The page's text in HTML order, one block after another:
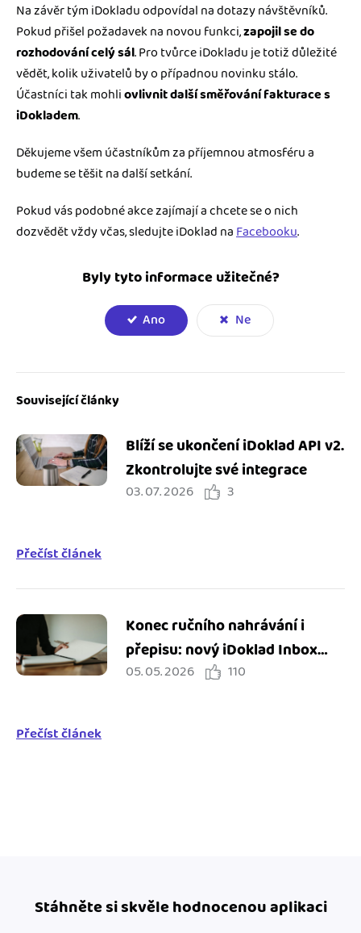
Na závěr tým iDokladu odpovídal na dotazy návštěvníků.
Pokud přišel požadavek na novou funkci,zapojil se do
rozhodování celý sál. Pro tvůrce iDokladu je totiž důležité
vědět, kolik uživatelů by o případnou novinku stálo.
Účastníci tak mohliovlivnit další směřování fakturace s
iDokladem.
Děkujeme všem účastníkům za příjemnou atmosféru a
budeme se těšit na další setkání.
Pokud vás podobné akce zajímají a chcete se o nich
dozvědět vždy včas, sledujte iDoklad naFacebooku.
Byly tyto informace užitečné?
Ano Ne
Související články
Blíží se ukončení iDoklad API v2.
Zkontrolujte své integrace
03. 07. 2026 3
Přečíst článek
Konec ručního nahrávání i
přepisu: nový iDoklad Inbox
zjednodušuje práci s doklady
05. 05. 2026 110
Přečíst článek
Stáhněte si skvěle hodnocenou aplikaci